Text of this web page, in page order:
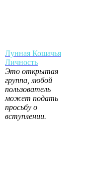
Лунная Кошачья
Личность
Это открытая
группа, любой
пользователь
может подать
просьбу о
вступлении.